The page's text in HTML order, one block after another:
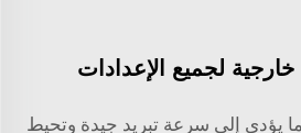
لجميع الإعدادات
يؤدي إلى سرعة تبريد جيدة وتحيط